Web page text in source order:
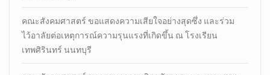
คณะสังคมศาสตร์ ขอแสดงความเสียใจอย่างสุดซึ่ง และร่วม
ไว้อาลัยต่อเหตุการณ์ความรุนแรงที่เกิดขึ้น ณ โรงเรียน
เทพศิรินทร์ นนทบุรี